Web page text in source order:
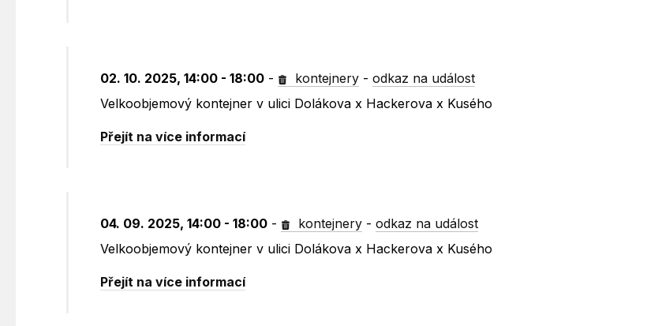
02. 10. 2025, 14:00 - 18:00 - kontejnery -odkaz na událost
Velkoobjemový kontejner v ulici Dolákova x Hackerova x Kusého
Přejít na více informací
04. 09. 2025, 14:00 - 18:00 - kontejnery -odkaz na událost
Velkoobjemový kontejner v ulici Dolákova x Hackerova x Kusého
Přejít na více informací